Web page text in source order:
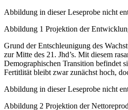
Abbildung in dieser Leseprobe nicht
Abbildung 1 Projektion der
Grund der Entschleunigung des
zur Mitte des 21. Jhd’s. Mit diesem
Demographischen Transition befindet
Fertitlität bleibt zwar zunächst hoch,
Abbildung in dieser Leseprobe nicht
Abbildung 2 Projektion der